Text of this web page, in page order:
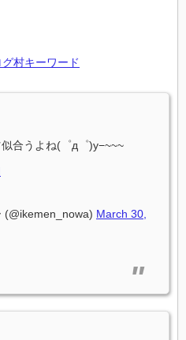
村キーワード
合うよね(゜д゜)y−~~~
March 30,